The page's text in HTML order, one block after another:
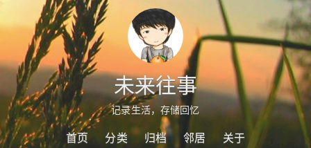
未来往事
记录生活，存储回忆
首页 分类 归档 邻居 关于